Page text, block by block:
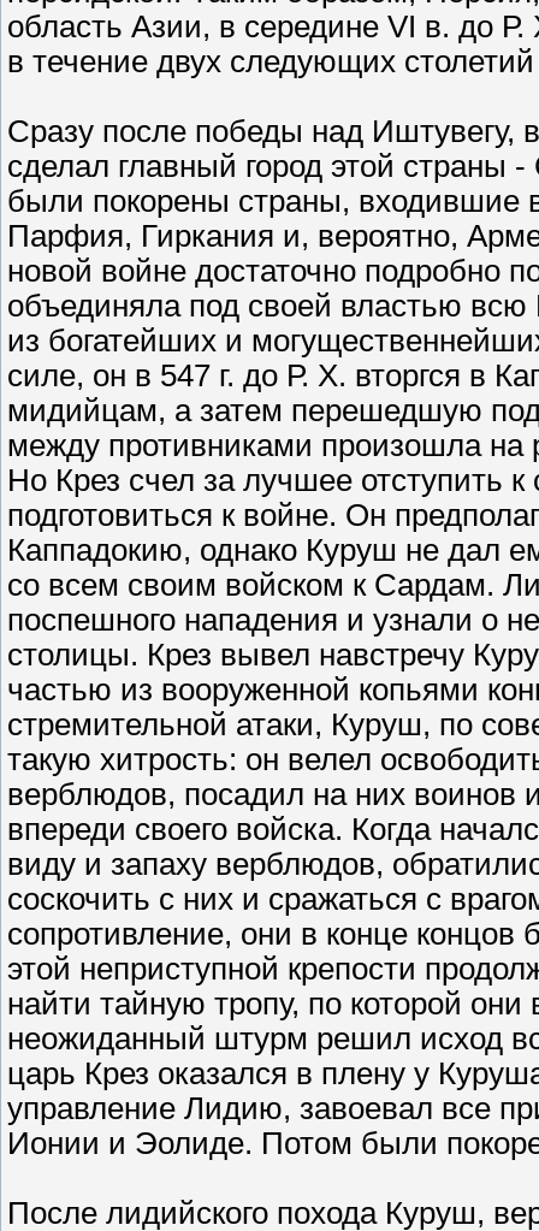
область Азии, в середине VI в. до
в течение двух следующих
Сразу после победы над Иштувегу,
сделал главный город этой
были покорены страны,
Парфия, Гиркания и, вероятно,
новой войне достаточно подробно
объединяла под своей властью
из богатейших и
силе, он в 547 г. до Р. Х. вторгся в
мидийцам, а затем перешедшую под
между противниками произошла на
Но Крез счел за лучшее отступить
подготовиться к войне. Он
Каппадокию, однако Куруш не дал
со всем своим войском к Сардам.
поспешного нападения и узнали о
столицы. Крез вывел навстречу
частью из вооруженной копьями
стремительной атаки, Куруш, по
такую хитрость: он велел
верблюдов, посадил на них воинов
впереди своего войска. Когда
виду и запаху верблюдов,
соскочить с них и сражаться с
сопротивление, они в конце
этой неприступной крепости
найти тайную тропу, по которой
неожиданный штурм решил исход
царь Крез оказался в плену у
управление Лидию, завоевал все
Ионии и Эолиде. Потом были
После лидийского похода Куруш,